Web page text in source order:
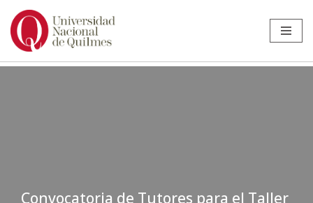
Ir
Convocatoria de Tutores para el Taller